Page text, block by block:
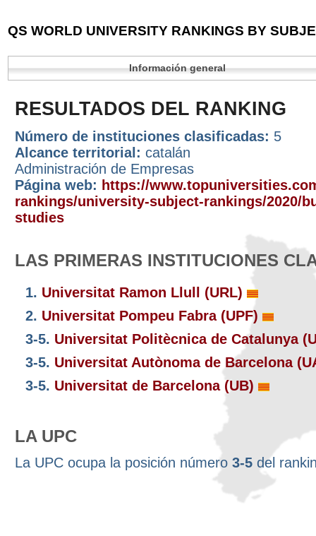
QS WORLD UNIVERSITY RANKINGS BY
Información general
RESULTADOS DEL RANKING
Número de instituciones clasificadas: 5
Alcance territorial: catalán
Administración de Empresas
Página web: https://
rankings/university-subject-rankings/2020/
studies
LAS PRIMERAS INSTITUCIONES
1. Universitat Ramon Llull (URL)
2. Universitat Pompeu Fabra (UPF)
3-5. Universitat Politècnica de Catalunya
3-5. Universitat Autònoma de Barcelona
3-5. Universitat de Barcelona (UB)
LA UPC
La UPC ocupa la posición número 3-5 del